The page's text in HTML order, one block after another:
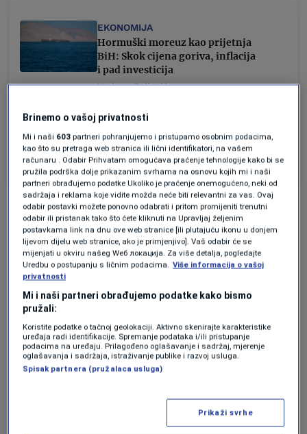
EKONOMIJA
Hormuški moreuz kao prijetnja
BiH: Skok cijena goriva, inflacija
i pad investicija
Vedran Drljević
Koliko košta rat Izraela i Irana:
Šta ako dođe do blokade
Hormuškog moreuza
Forbes BiH
Investitori su ranije bili zabrinuti jer je
Iran prijetio da ćezatvoriti Hormuški
moreuz , strateški važnu rutu za transport
nafte morem.
Američki predsjednik
ponedjeljak najavio prekid napada između
Izraela i Irana, a danas je potvrdio da je
da će zaustaviti napade ako to učini i
Izrael. Izraelska vlada je objavila da je
Brinemo o vašoj privatnosti
Mi i naši 603 partneri pohranjujemo i pristupamo osobnim podacima,
kao što su pretraga web stranica ili lični identifikatori, na vašem
računaru . Odabir Prihvatam omogućava praćenje tehnologije kako bi se
pružila podrška dolje prikazanim svrhama na osnovu kojih mi i naši
partneri obrađujemo podatke Ukoliko je praćenje onemogućeno, neki od
sadržaja i reklama koje vidite možda neće biti relevantni za vas. Ovaj
odabir postavki možete ponovno odabrati i pritom promijeniti trenutni
odabir ili pristanak tako što ćete kliknuti na Upravljaj željenim
postavkama link na dnu ove web stranice [ili plutajuću ikonu u donjem
lijevom dijelu web stranice, ako je primjenjivo]. Vaš odabir će se
mijenjati u okviru našeg Wеб локација. Za više detalja, pogledajte
Uredbu o postupanju s ličnim podacima. Više informacija o vašoj
privatnosti
Mi i naši partneri obrađujemo podatke kako bismo
pružali:
Koristite podatke o tačnoj geolokaciji. Aktivno skenirajte karakteristike
uređaja radi identifikacije. Spremanje podataka i/ili pristupanje
podacima na uređaju. Prilagođeno oglašavanje i sadržaj, mjerenje
oglašavanja i sadržaja, istraživanje publike i razvoj usluga.
Spisak partnera (pružalaca usluga)
Prikaži svrhe